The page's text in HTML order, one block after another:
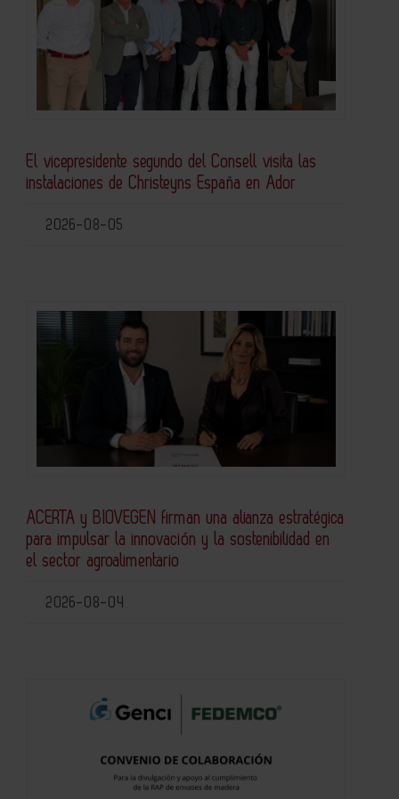
El vicepresidente segundo del Consell visita las
instalaciones de Christeyns España en Ador
2026-08-05
ACERTA y BIOVEGEN firman una alianza estratégica
para impulsar la innovación y la sostenibilidad en
el sector agroalimentario
2026-08-04